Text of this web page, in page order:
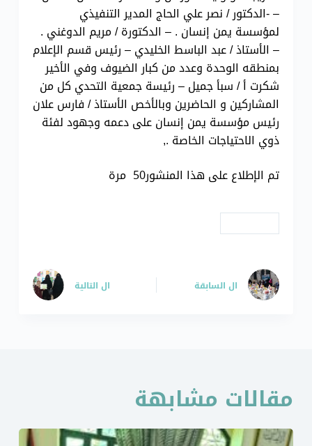
– -الدكتور / نصر علي الحاج المدير التنفيذي
لمؤسسة يمن إنسان . – الدكتورة / مريم الدوغني .
– الأستاذ / عبد الباسط الخليدي – رئيس قسم الإعلام
بمنطقه الوحدة وعدد من كبار الضيوف وفي الأخير
شكرت أ / سبأ جميل – رئيسة جمعية التحدي كل من
المشاركين و الحاضرين وبالأخص الأستاذ / فارس علان
رئيس مؤسسة يمن إنسان على دعمه وجهود لفئة
ذوي الاحتياجات الخاصة .,
تم الإطلاع على هذا المنشور50 مرة
الالسابقة ال التالية
مقالات مشابهة